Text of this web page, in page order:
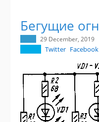
Бегущие
29 December, 2019
Twitter Facebook